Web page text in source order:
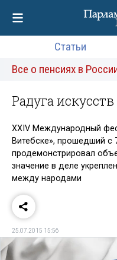
Статьи
Все о пенсиях в
Радуга
XXIV Международный
Витебске», прошедший с
продемонстрировал
значение в деле
между народами
25.07.2015 15:56